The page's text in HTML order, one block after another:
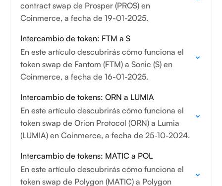
contract swap de Prosper (PROS) en
Coinmerce, a fecha de 19-01-2025.
Intercambio de token: FTM a S
En este artículo descubrirás cómo funciona el
token swap de Fantom (FTM) a Sonic (S) en
Coinmerce, a fecha de 16-01-2025.
Intercambio de tokens: ORN a LUMIA
En este artículo descubrirás cómo funciona el
token swap de Orion Protocol (ORN) a Lumia
(LUMIA) en Coinmerce, a fecha de 25-10-2024.
Intercambio de tokens: MATIC a POL
En este artículo descubrirás cómo funciona el
token swap de Polygon (MATIC) a Polygon